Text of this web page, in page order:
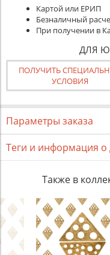
Картой или ЕРИП
Безналичный
При получении в
ДЛЯ
ПОЛУЧИТЬ
УСЛОВИЯ
Параметры заказа
Теги и информация о
Также в